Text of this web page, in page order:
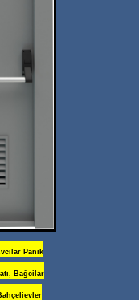
Panik
Bağcilar